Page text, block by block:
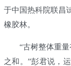
于中国热科院联昌
橡胶林。
“古树整体重
之和。”彭君说，